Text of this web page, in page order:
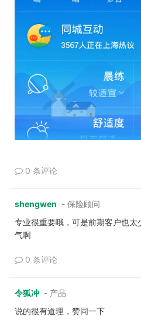
0 条评论
shengwen - 保险顾问
专业很重要哦，可是前期客户也太
气啊
0 条评论
令狐冲 - 产品
说的很有道理，赞同一下